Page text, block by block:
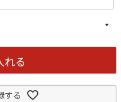
れる
する